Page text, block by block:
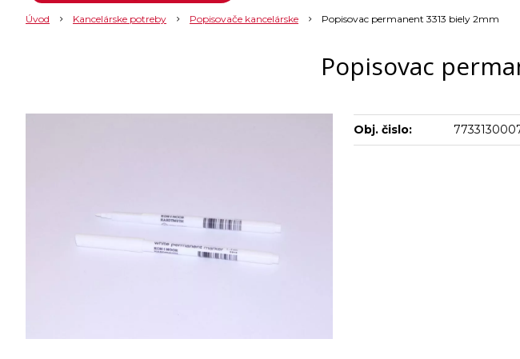
Úvod Kancelárske potreby Popisovače kancelárske Popisovac permanent 3313 biely 2mm
Popisovac
Obj. čislo: